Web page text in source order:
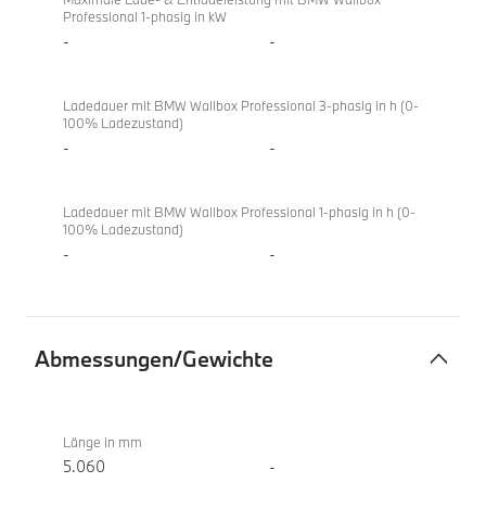
Professional 1-phasig in kW
- -
Ladedauer mit BMW Wallbox Professional 3-phasig in h (0-
100% Ladezustand)
- -
Ladedauer mit BMW Wallbox Professional 1-phasig in h (0-
100% Ladezustand)
- -
Abmessungen/Gewichte
eDrive40
Touring
Länge in mm
5.060 -